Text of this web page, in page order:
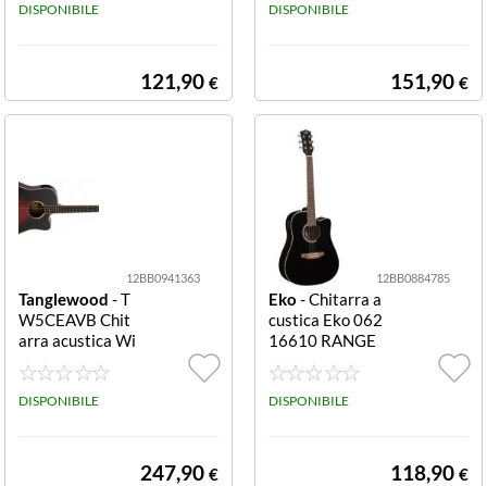
DISPONIBILE
121,90 €
Chitarra acustic
DISPONIBILE
151,90 €
12BB0941363
Tanglewood - T
W5CEAVB Chit
arra acustica Wi
nterleaf mogano
4/4 Autumn Vin
tage Gloss
DISPONIBILE
247,90 €
12BB0884785
Eko - Chitarra a
custica Eko 062
16610 RANGE
R Cw Eq Black C
w Eq
DISPONIBILE
118,90 €